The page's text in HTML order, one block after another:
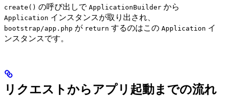
create() の呼び出しで ApplicationBuilder から
Application インスタンスが取り出され、
bootstrap/app.php が return するのはこの Application イ
ンスタンスです。
リクエストからアプリ起動までの流れ